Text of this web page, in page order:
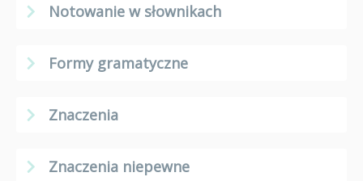
Notowanie w słownikach
Formy gramatyczne
Znaczenia
Znaczenia niepewne